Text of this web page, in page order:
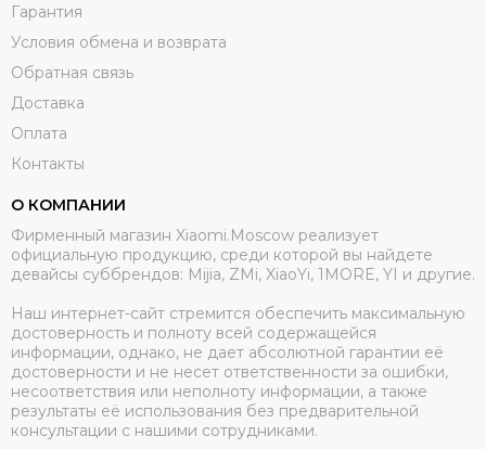
Гарантия
Условия обмена и возврата
Обратная связь
Доставка
Оплата
Контакты
О КОМПАНИИ
Фирменный магазин Xiaomi.Moscow реализует
официальную продукцию, среди которой вы найдете
девайсы суббрендов: Mijia, ZMi, XiaoYi, 1MORE, YI и другие.
Наш интернет-сайт стремится обеспечить максимальную
достоверность и полноту всей содержащейся
информации, однако, не дает абсолютной гарантии её
достоверности и не несет ответственности за ошибки,
несоответствия или неполноту информации, а также
результаты её использования без предварительной
консультации с нашими сотрудниками.